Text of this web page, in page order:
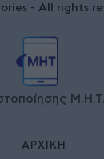
- All rights
ΑΡΧΙΚΉ